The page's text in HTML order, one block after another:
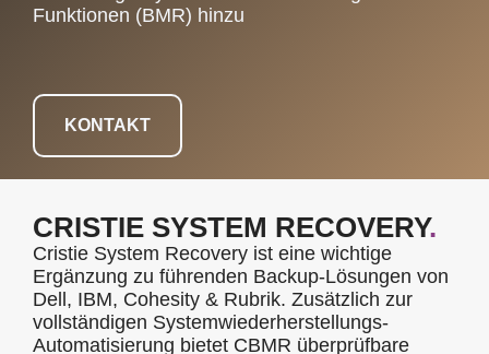
Funktionen (BMR) hinzu
KONTAKT
CRISTIE SYSTEM RECOVERY.
Cristie System Recovery ist eine wichtige
Ergänzung zu führenden Backup-Lösungen von
Dell, IBM, Cohesity & Rubrik. Zusätzlich zur
vollständigen Systemwiederherstellungs-
Automatisierung bietet CBMR überprüfbare